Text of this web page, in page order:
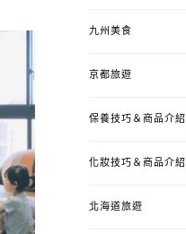
九州美食
京都旅遊
保養技巧＆商品介紹
化妝技巧＆商品介紹
北海道旅遊